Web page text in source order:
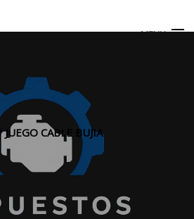
MENU
/ JUEGO CABLE BUJIA